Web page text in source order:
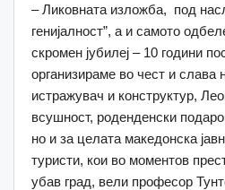
– Ликовната изложба, под
генијалност”, а и самото
скромен јубилеј – 10 години
организираме во чест и слава
истражувач и конструктур,
всушност, роденденски
но и за целата македонска
туристи, кои во моментов
убав град, вели професор